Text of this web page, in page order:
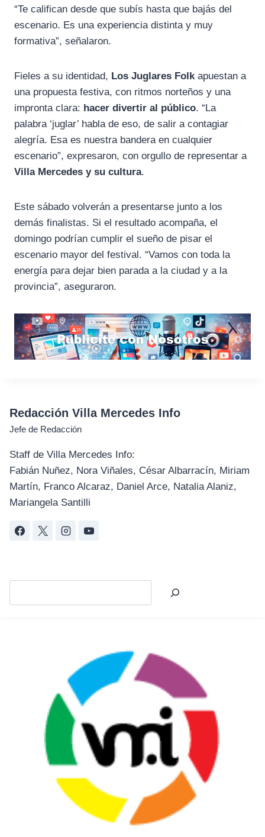
“Te califican desde que subís hasta que bajás del
escenario. Es una experiencia distinta y muy
formativa”, señalaron.
Fieles a su identidad, Los Juglares Folkapuestan a
una propuesta festiva, con ritmos norteños y una
impronta clara: hacer divertir al público. “La
palabra ‘juglar’ habla de eso, de salir a contagiar
alegría. Esa es nuestra bandera en cualquier
escenario”, expresaron, con orgullo de representar a
Villa Mercedes y su cultura.
Este sábado volverán a presentarse junto a los
demás finalistas. Si el resultado acompaña, el
domingo podrían cumplir el sueño de pisar el
escenario mayor del festival. “Vamos con toda la
energía para dejar bien parada a la ciudad y a la
provincia”, aseguraron.
Redacción Villa Mercedes Info
Jefe de Redacción
Staff de Villa Mercedes Info:
Fabián Nuñez, Nora Viñales, César Albarracín, Miriam
Martín, Franco Alcaraz, Daniel Arce, Natalia Alaniz,
Mariangela Santilli